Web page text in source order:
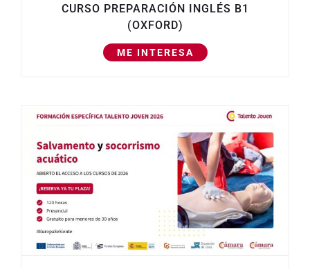
CURSO PREPARACIÓN INGLÉS B1
(OXFORD)
ME INTERESA